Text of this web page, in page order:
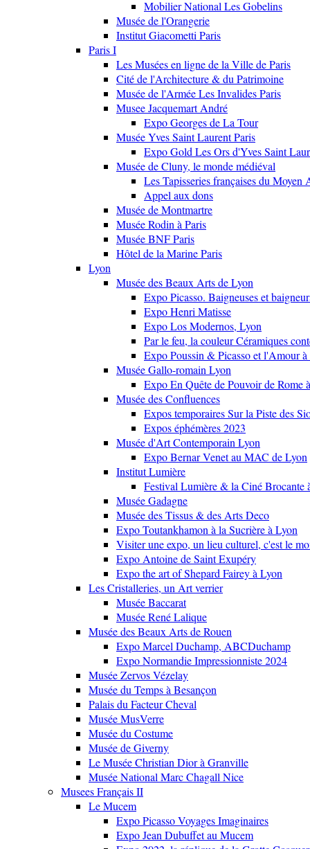
Mobilier National Les Gobelins
Musée de l'Orangerie
Institut Giacometti Paris
Paris I
Les Musées en ligne de la Ville de Paris
Cité de l'Architecture & du Patrimoine
Musée de l'Armée Les Invalides Paris
Musee Jacquemart André
Expo Georges de La Tour
Musée Yves Saint Laurent Paris
Expo Gold Les Ors d'Yves Saint
Musée de Cluny, le monde médiéval
Les Tapisseries françaises du Moyen
Appel aux dons
Musée de Montmartre
Musée Rodin à Paris
Musée BNF Paris
Hôtel de la Marine Paris
Lyon
Musée des Beaux Arts de Lyon
Expo Picasso. Baigneuses et
Expo Henri Matisse
Expo Los Modernos, Lyon
Par le feu, la couleur Céramiques
Expo Poussin & Picasso et l'Amour
Musée Gallo-romain Lyon
Expo En Quête de Pouvoir de Rome
Musée des Confluences
Expos temporaires Sur la Piste des
Expos éphémères 2023
Musée d'Art Contemporain Lyon
Expo Bernar Venet au MAC de Lyon
Institut Lumière
Festival Lumière & la Ciné Brocante
Musée Gadagne
Musée des Tissus & des Arts Deco
Expo Toutankhamon à la Sucrière à Lyon
Visiter une expo, un lieu culturel, c'est le
Expo Antoine de Saint Exupéry
Expo the art of Shepard Fairey à Lyon
Les Cristalleries, un Art verrier
Musée Baccarat
Musée René Lalique
Musée des Beaux Arts de Rouen
Expo Marcel Duchamp, ABCDuchamp
Expo Normandie Impressionniste 2024
Musée Zervos Vézelay
Musée du Temps à Besançon
Palais du Facteur Cheval
Musée MusVerre
Musée du Costume
Musée de Giverny
Le Musée Christian Dior à Granville
Musée National Marc Chagall Nice
Musees Français II
Le Mucem
Expo Picasso Voyages Imaginaires
Expo Jean Dubuffet au Mucem